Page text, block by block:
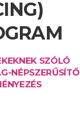
SZÓLÓ
NÉPSZERŰSÍTŐ